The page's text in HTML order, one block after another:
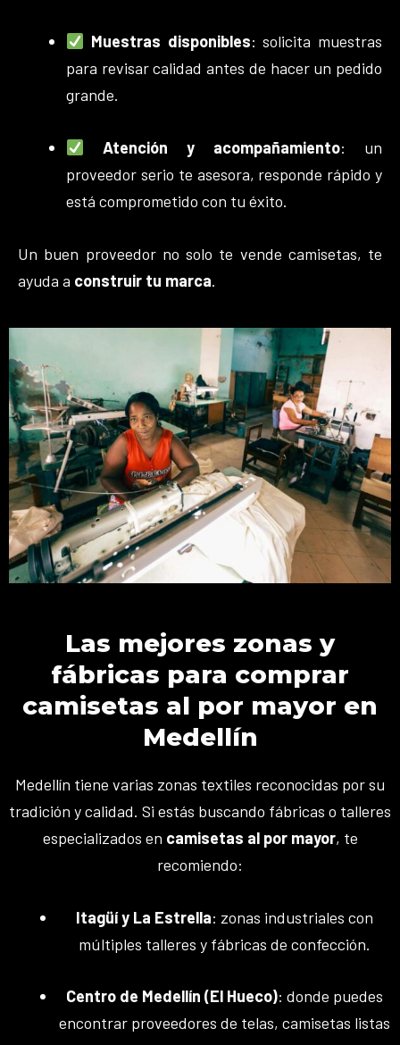
Muestras disponibles: solicita muestras
para revisar calidad antes de hacer un pedido
grande.
Atención y acompañamiento: un
proveedor serio te asesora, responde rápido y
está comprometido con tu éxito.
Un buen proveedor no solo te vende camisetas, te
ayuda a construir tu marca.
Las mejores zonas y
fábricas para comprar
camisetas al por mayor en
Medellín
Medellín tiene varias zonas textiles reconocidas por su
tradición y calidad. Si estás buscando fábricas o talleres
especializados en camisetas al por mayor, te
recomiendo:
Itagüí y La Estrella: zonas industriales con
múltiples talleres y fábricas de confección.
Centro de Medellín (El Hueco): donde puedes
encontrar proveedores de telas, camisetas listas